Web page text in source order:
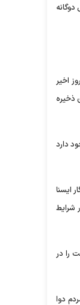
دوگانه
اخیر
ذخیره
دارد
ایسنا
شرایط
را در
دوا